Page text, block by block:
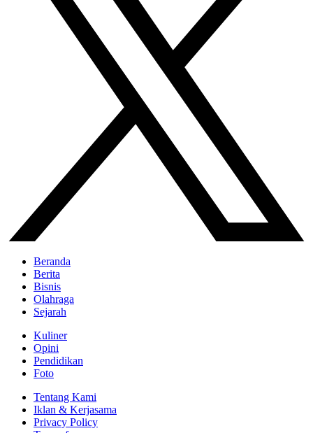
Beranda
Berita
Bisnis
Olahraga
Sejarah
Kuliner
Opini
Pendidikan
Foto
Tentang Kami
Iklan & Kerjasama
Privacy Policy